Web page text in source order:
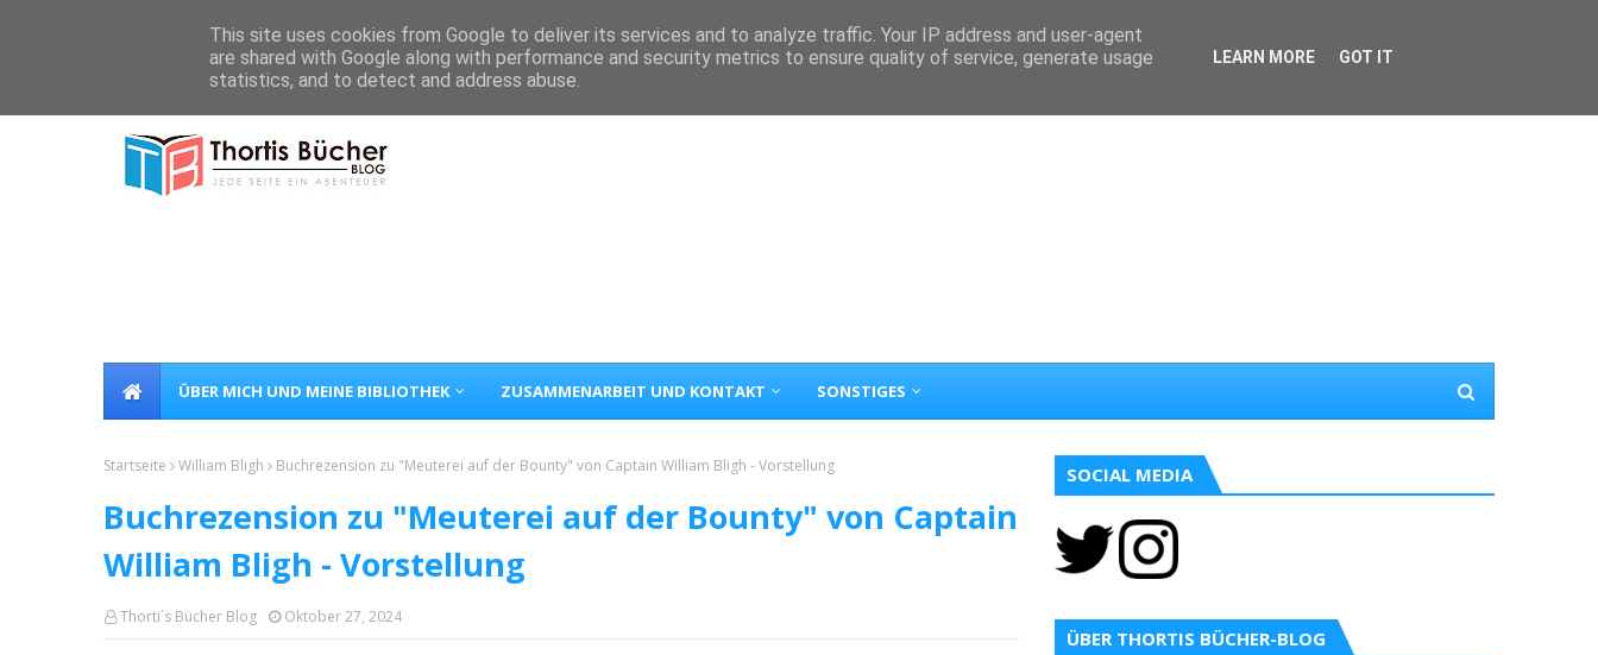
ÜBER MICH UND MEINE BIBLIOTHEK ZUSAMMENARBEIT UND KONTAKT SONSTIGES
Startseite William Bligh Buchrezension zu "Meuterei auf der Bounty" von Captain William Bligh - Vorstellung
Buchrezension zu "Meuterei auf der Bounty" von Captain
William Bligh - Vorstellung
Thorti´s Bücher Blog Oktober 27, 2024
SOCIAL MEDIA
ÜBER THORTIS BÜCHER-BLOG
This site uses cookies from Google to deliver its services and to analyze traffic. Your IP address and user-agent
are shared with Google along with performance and security metrics to ensure quality of service, generate usage
statistics, and to detect and address abuse.
LEARN MORE GOT IT